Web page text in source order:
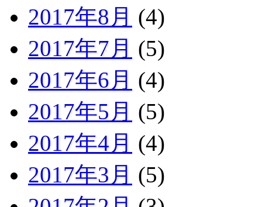
2017年8月 (4)
2017年7月 (5)
2017年6月 (4)
2017年5月 (5)
2017年4月 (4)
2017年3月 (5)